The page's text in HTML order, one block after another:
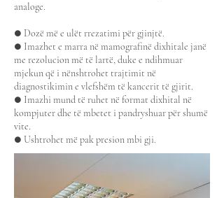
analoge.
● Dozë më e ulët rrezatimi për gjinjtë.
● Imazhet e marra në mamografinë dixhitale janë
me rezolucion më të lartë, duke e ndihmuar
mjekun që i nënshtrohet trajtimit në
diagnostikimin e vlefshëm të kancerit të gjirit.
● Imazhi mund të ruhet në format dixhital në
kompjuter dhe të mbetet i pandryshuar për shumë
vite.
● Ushtrohet më pak presion mbi gji.